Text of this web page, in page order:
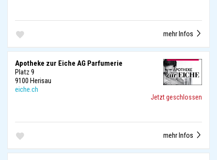
mehr Infos
Apotheke zur Eiche AG Parfumerie
Platz 9
9100 Herisau
eiche.ch
Jetzt geschlossen
mehr Infos